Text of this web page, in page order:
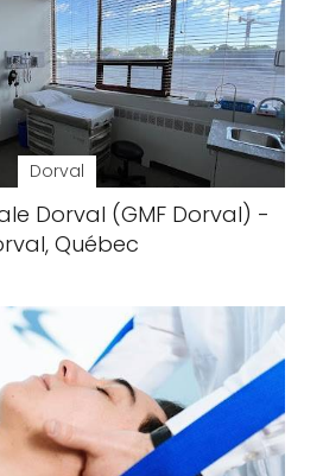
Dorval
Dorval (GMF Dorval) -
Québec